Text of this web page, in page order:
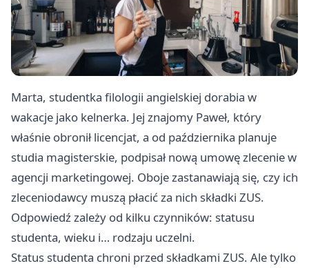
Marta, studentka filologii angielskiej dorabia w
wakacje jako kelnerka. Jej znajomy Paweł, który
właśnie obronił licencjat, a od października planuje
studia magisterskie, podpisał nową umowę zlecenie w
agencji marketingowej. Oboje zastanawiają się, czy ich
zleceniodawcy muszą płacić za nich składki ZUS.
Odpowiedź zależy od kilku czynników: statusu
studenta, wieku i… rodzaju uczelni.
Status studenta chroni przed składkami ZUS. Ale tylko